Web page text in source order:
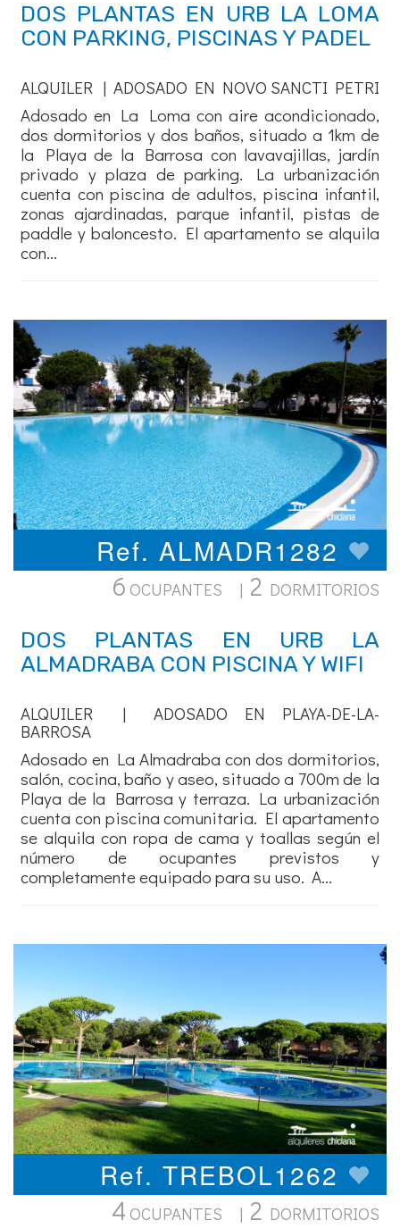
DOS PLANTAS EN URB LA LOMA
CON PARKING, PISCINAS Y PADEL
ALQUILER | ADOSADO EN NOVO SANCTI PETRI
Adosado en La Loma con aire acondicionado,
dos dormitorios y dos baños, situado a 1km de
la Playa de la Barrosa con lavavajillas, jardín
privado y plaza de parking. La urbanización
cuenta con piscina de adultos, piscina infantil,
zonas ajardinadas, parque infantil, pistas de
paddle y baloncesto. El apartamento se alquila
con...
Ref. ALMADR1282
6 OCUPANTES | 2 DORMITORIOS
DOS PLANTAS EN URB LA
ALMADRABA CON PISCINA Y WIFI
ALQUILER | ADOSADO EN PLAYA-DE-LA-
BARROSA
Adosado en La Almadraba con dos dormitorios,
salón, cocina, baño y aseo, situado a 700m de la
Playa de la Barrosa y terraza. La urbanización
cuenta con piscina comunitaria. El apartamento
se alquila con ropa de cama y toallas según el
número de ocupantes previstos y
completamente equipado para su uso. A...
Ref. TREBOL1262
4 OCUPANTES | 2 DORMITORIOS